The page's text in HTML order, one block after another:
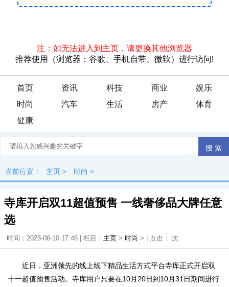
首页 资讯 科技 商业
娱乐
时尚
汽车 生活 房产
体育
健康
当前位置： 主页 > 时尚 >
寺库开启双11超值预售 一线奢侈品大牌任意
选
时间：2023-06-10 17:46 | 栏目： 主页 > 时尚 > | 点击： 次
近日，亚洲领先的线上线下精品生活方式平台寺库正式开启双
十一超值预售活动。寺库用户只要在10月20日到10月31日期间进行